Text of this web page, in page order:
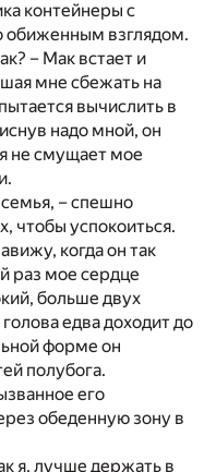
контейнеры с
обиженным взглядом.
– Мак встает и
мне сбежать на
вычислить в
надо мной, он
не смущает мое
семья, – спешно
чтобы успокоиться.
когда он так
раз мое сердце
больше двух
едва доходит до
форме он
полубога.
его
обеденную зону в
я, лучше держать в